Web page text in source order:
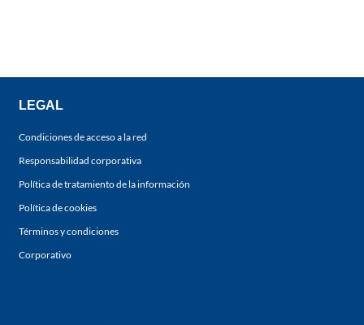
LEGAL
Condiciones de acceso a la red
Responsabilidad corporativa
Política de tratamiento de la información
Política de cookies
Términos y condiciones
Corporativo